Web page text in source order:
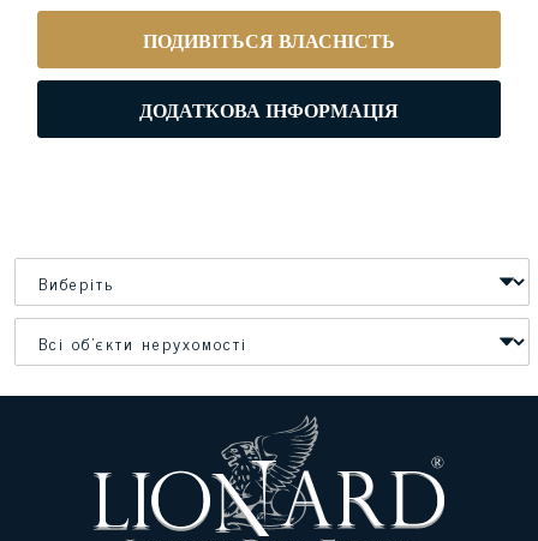
ПОДИВІТЬСЯ ВЛАСНІСТЬ
ДОДАТКОВА ІНФОРМАЦІЯ